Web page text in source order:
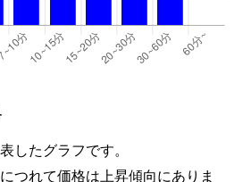
したグラフです。
つれて価格は上昇傾向にありま